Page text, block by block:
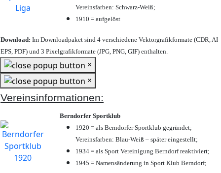
Vereinsfarben: Schwarz-Weiß;
1910 = aufgelöst
Download: Im Downloadpaket sind 4 verschiedene Vektorgrafikformate (CDR, AI
EPS, PDF) und 3 Pixelgrafikformate (JPG, PNG, GIF) enthalten.
×
×
Vereinsinformationen:
Berndorfer Sportklub
1920 = als Berndorfer Sportklub gegründet;
Vereinsfarben: Blau-Weiß – später eingestellt;
1934 = als Sport Vereinigung Berndorf reaktiviert;
1945 = Namensänderung in Sport Klub Berndorf;